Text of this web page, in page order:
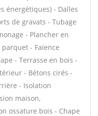
énergétiques) - Dalles
de gravats - Tubage
- Plancher en
- Faïence
- Terrasse en bois -
- Bétons cirés -
- Isolation
maison,
ossature bois - Chape